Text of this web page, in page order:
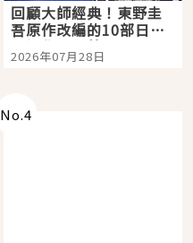
回顧大師經典！東野圭
吾原作改編的10部日本
影視作品推薦
2026年07月28日
No.4